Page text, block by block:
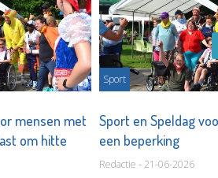
mensen met
om hitte
Sport
Sport en Speldag
een beperking
Redactie - 21-06-2026